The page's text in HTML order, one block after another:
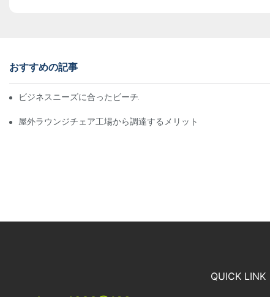
おすすめの記事
ビジネスニーズに合ったビーチパラソル販売業者を見つける
屋外ラウンジチェア工場から調達するメリット
QUICK LINK